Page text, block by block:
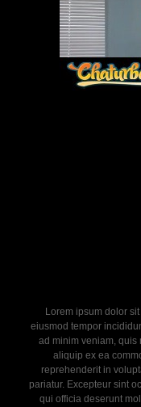
Lorem ipsum dolor
eiusmod tempor
ad minim veniam, quis
aliquip ex ea
reprehenderit in
pariatur. Excepteur sint
qui officia deserunt